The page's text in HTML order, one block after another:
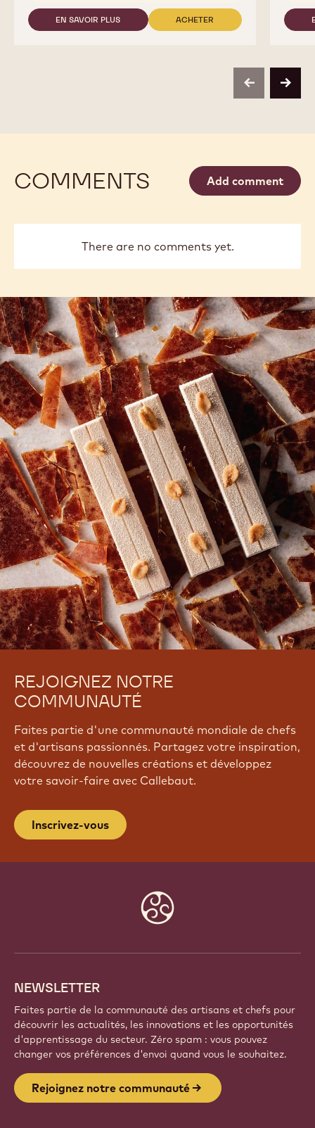
EN SAVOIR PLUS
-
ACHETER
-
previousnext
COMMENTS Add comment
There are no comments yet.
REJOIGNEZ NOTRE
COMMUNAUTÉ
Faites partie d'une communauté mondiale de chefs
et d'artisans passionnés. Partagez votre inspiration,
découvrez de nouvelles créations et développez
votre savoir-faire avec Callebaut.
Inscrivez-vous
NEWSLETTER
Faites partie de la communauté des artisans et chefs pour
découvrir les actualités, les innovations et les opportunités
d'apprentissage du secteur. Zéro spam : vous pouvez
changer vos préférences d'envoi quand vous le souhaitez.
Rejoignez notre communauté